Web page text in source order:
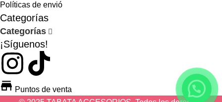
Políticas de envió
Categorías
Categorías
¡Síguenos!
Puntos de venta